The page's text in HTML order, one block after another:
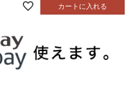
カートに入れる